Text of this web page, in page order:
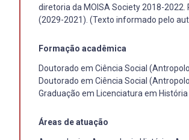
diretoria da MOISA Society 2018-
(2029-2021). (Texto informado pelo
Formação acadêmica
Doutorado em Ciência Social
Doutorado em Ciência Social
Graduação em Licenciatura em
Áreas de atuação